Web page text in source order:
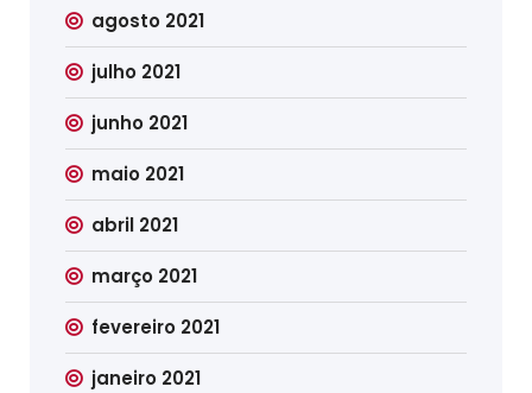
agosto 2021
julho 2021
junho 2021
maio 2021
abril 2021
março 2021
fevereiro 2021
janeiro 2021